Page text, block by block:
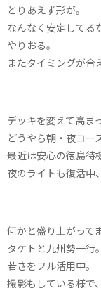
とりあえず形が。
なんなく安定してる
やりおる。
またタイミングが合
デッキを変えて高ま
どうやら朝・夜コー
最近は安心の徳島待
夜のライトも復活中
何かと盛り上がって
タケトと九州勢一行。
若さをフル活用中。
撮影もしている様で